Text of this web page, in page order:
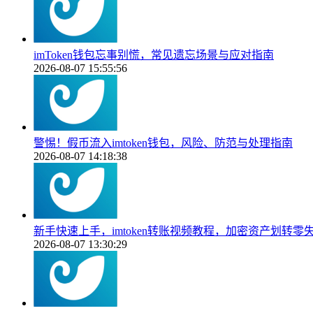
imToken钱包忘事别慌，常见遗忘场景与应对指南
2026-08-07 15:55:56
警惕！假币流入imtoken钱包，风险、防范与处理指南
2026-08-07 14:18:38
新手快速上手，imtoken转账视频教程，加密资产划转零
2026-08-07 13:30:29